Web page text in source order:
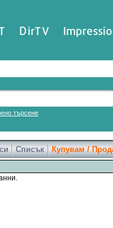
DirTV Impressio
търсене
Списък Купувам /